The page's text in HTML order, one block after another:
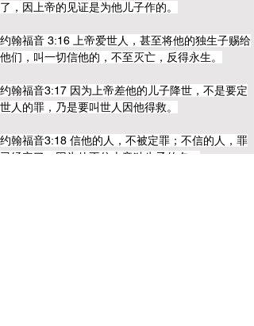
了，因上帝的见证是为他儿子作的。
约翰福音 3:16 上帝爱世人，甚至将他的独生子赐给
他们，叫一切信他的，不至灭亡，反得永生。
约翰福音3:17 因为上帝差他的儿子降世，不是要定
世人的罪，乃是要叫世人因他得救。
约翰福音3:18 信他的人，不被定罪；不信的人，罪
已经定了，因为他不信上帝独生子的名。